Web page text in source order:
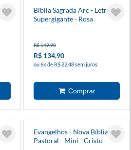
Bíblia Sagrada Arc - Letra
Supergigante - Rosa
R$ 149,90
R$ 134,90
ou 6x de R$ 22,48 sem juros
Evangelhos - Nova Bíblia
Pastoral - Mini - Cristo -